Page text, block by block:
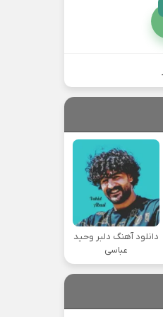
دانلود آهنگ دلبر وحید
عباسی